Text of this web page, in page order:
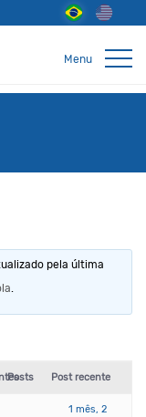
pela última
.
Posts Post recente
1 mês, 2